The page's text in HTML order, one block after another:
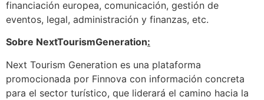
financiación europea, comunicación, gestión de
eventos, legal, administración y finanzas, etc.
Sobre NextTourismGeneration:
Next Tourism Generation es una plataforma
promocionada por Finnova con información concreta
para el sector turístico, que liderará el camino hacia la